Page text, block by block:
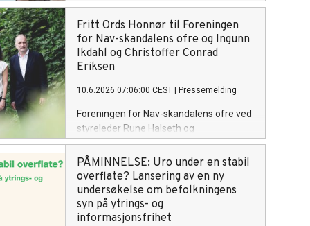
08:30–10:00 i Fritt Ords lokaler i
Uranienborgveien 2, Oslo.
Arrangementet presenterer Reuters
Digital News Report 2026 – verdens
største og viktigste medieundersøkelse
juni
Fritt Ords Honnør til Foreningen
for Nav-skandalens ofre og Ingunn
Ikdahl og Christoffer Conrad
Eriksen
10.6.2026 07:06:00 CEST Pressemelding
Foreningen for Nav-skandalens ofre ved
styreleder Rune Halseth og
jussprofessorene Ingunn Ikdahl og
Christoffer Conrad Eriksen tildeles Fritt
Ords Honnør for å kreve offentlighet og
åpenhet i en sak der myndighetene har
gjort feil som har gått utover mange
menneskers rettssikkerhet.
PÅMINNELSE: Uro under en stabil
overflate? Lansering av en ny
undersøkelse om befolkningens
syn på ytrings- og
informasjonsfrihet